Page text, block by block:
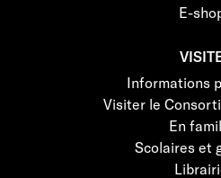
E-
Informations
Visiter le
En
Scolaires et